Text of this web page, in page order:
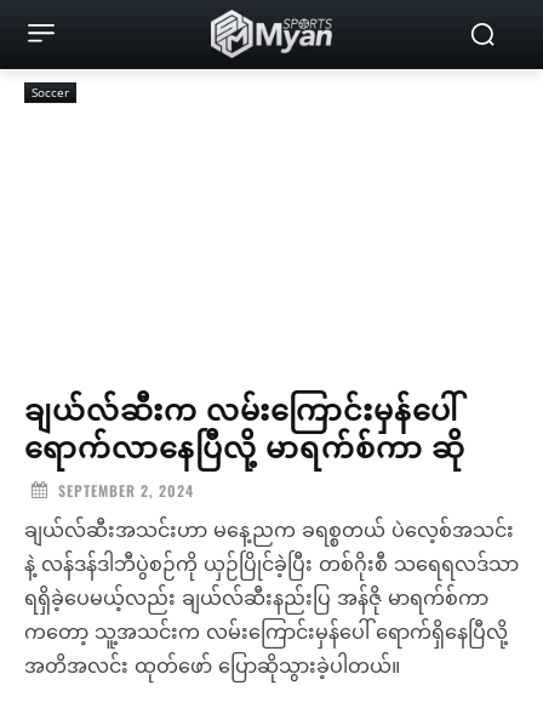
Soccer
ချယ်လ်ဆီးက လမ်းကြောင်းမှန်ပေါ်
ရောက်လာနေပြီလို့ မာရက်စ်ကာ ဆို
SEPTEMBER 2, 2024
ချယ်လ်ဆီးအသင်းဟာ မနေ့ညက ခရစ္စတယ် ပဲလေ့စ်အသင်း
နဲ့ လန်ဒန်ဒါဘီပွဲစဉ်ကို ယှဉ်ပြိုင်ခဲ့ပြီး တစ်ဂိုးစီ သရေရလဒ်သာ
ရရှိခဲ့ပေမယ့်လည်း ချယ်လ်ဆီးနည်းပြ အန်ဇို မာရက်စ်ကာ
ကတော့ သူ့အသင်းက လမ်းကြောင်းမှန်ပေါ် ရောက်ရှိနေပြီလို့
အတိအလင်း ထုတ်ဖော် ပြောဆိုသွားခဲ့ပါတယ်။